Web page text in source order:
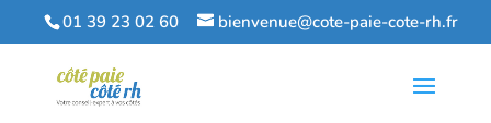
01 39 23 02 60 bienvenue@cote-paie-cote-rh.fr